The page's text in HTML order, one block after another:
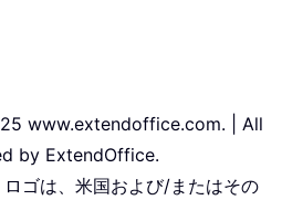
www.extendoffice.com. | All
by ExtendOffice.
ゴは、米国および/またはその